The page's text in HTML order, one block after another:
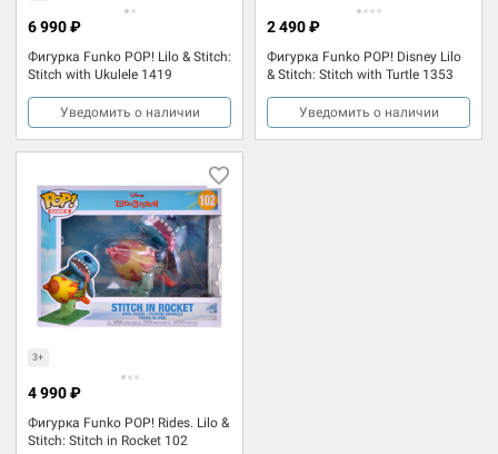
Фигурка Funko POP! Lilo & Stitch:
Stitch with Ukulele 1419
6 990 ₽
Уведомить о наличии
Фигурка Funko POP! Disney Lilo
& Stitch: Stitch with Turtle 1353
2 490 ₽
Уведомить о наличии
3+
Фигурка Funko POP! Rides. Lilo &
Stitch: Stitch in Rocket 102
4 990 ₽